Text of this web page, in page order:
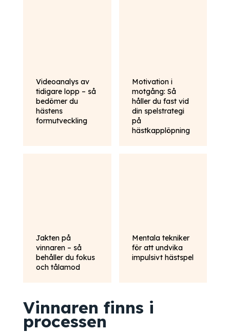
Videoanalys av
tidigare lopp – så
bedömer du
hästens
formutveckling
Motivation i
motgång: Så
håller du fast vid
din spelstrategi
på
hästkapplöpning
Jakten på
vinnaren – så
behåller du fokus
och tålamod
Mentala tekniker
för att undvika
impulsivt hästspel
Vinnaren finns i
processen